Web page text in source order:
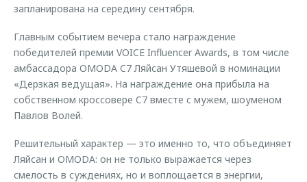
запланирована на середину сентября.
Главным событием вечера стало награждение
победителей премии VOICE Influencer Awards, в том числе
амбассадора OMODA C7 Ляйсан Утяшевой в номинации
«Дерзкая ведущая». На награждение она прибыла на
собственном кроссовере C7 вместе с мужем, шоуменом
Павлов Волей.
Решительный характер — это именно то, что объединяет
Ляйсан и OMODA: он не только выражается через
смелость в суждениях, но и воплощается в энергии,